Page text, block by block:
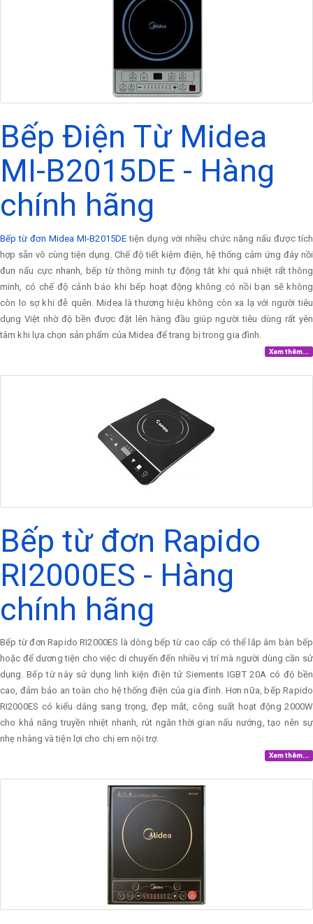
Bếp Điện Từ Midea
MI-B2015DE - Hàng
chính hãng
Bếp từ đơn Midea MI-B2015DE tiện dụng với nhiều chức năng nấu được tích
hợp sẵn vô cùng tiện dụng. Chế độ tiết kiệm điện, hệ thống cảm ứng đáy nồi
đun nấu cực nhanh, bếp từ thông minh tự động tắt khi quá nhiệt rẩt thông
minh, có chế độ cảnh báo khi bếp hoạt động không có nồi bạn sẽ không
còn lo sợ khi đễ quên. Midea là thương hiệu không còn xa lạ với người tiêu
dụng Việt nhờ độ bền được đặt lên hàng đầu giúp người tiêu dùng rất yên
tâm khi lựa chọn sản phẩm của Midea để trang bị trong gia đình.
Xem thêm...
Bếp từ đơn Rapido
RI2000ES - Hàng
chính hãng
Bếp từ đơn Rapido RI2000ES là dòng bếp từ cao cấp có thể lắp âm bàn bếp
hoặc để dương tiện cho việc di chuyển đến nhiều vị trí mà người dùng cần sử
dụng. Bếp từ này sử dụng linh kiện điện tử Siements IGBT 20A có độ bền
cao, đảm bảo an toàn cho hệ thống điện của gia đình. Hơn nữa, bếp Rapido
RI2000ES có kiểu dáng sang trọng, đẹp mắt, công suất hoạt động 2000W
cho khả năng truyền nhiệt nhanh, rút ngắn thời gian nấu nướng, tạo nên sự
nhẹ nhàng và tiện lợi cho chị em nội trợ.
Xem thêm...